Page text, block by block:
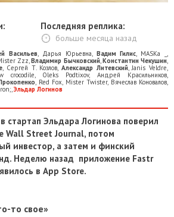
Последняя реплика:
больше месяца назад
Васильев Дарья Юрьевна Вадим Гилис MASKa _
Zzz ,Владимир Бычковский, Константин Чекушин
Сергей Т. Козлов Александр Литевский, Janis Veldre
crocodile Oleks Podtixov, Андрей Красильников
Red Fox Mister Twister, Вячеслав Коновалов
Эльдар Логинов
стартап Эльдара Логинова поверил
Wall Street Journal, потом
инвестор, а затем и финский
Неделю назад приложение Fastr
в App Store.
то свое»